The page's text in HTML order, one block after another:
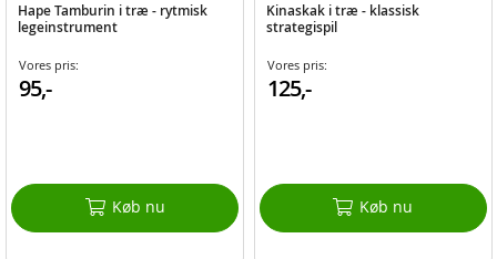
Hape Tamburin i træ - rytmisk
legeinstrument
Vores pris:
95,-
Køb nu
Kinaskak i træ - klassisk
strategispil
Vores pris:
125,-
Køb nu